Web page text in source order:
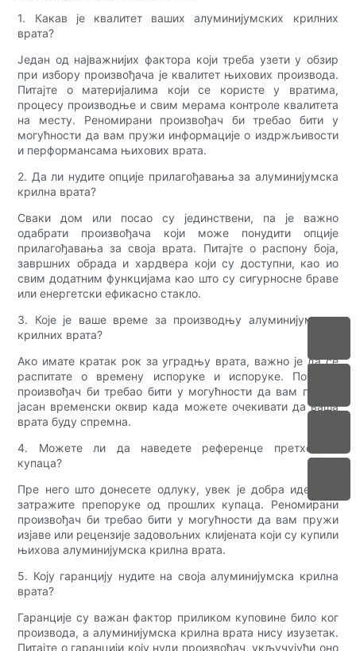
1. Какав је квалитет ваших алуминијумских крилних
врата?
Један од најважнијих фактора који треба узети у обзир
при избору произвођача је квалитет њихових производа.
Питајте о материјалима који се користе у вратима,
процесу производње и свим мерама контроле квалитета
на месту. Реномирани произвођач би требао бити у
могућности да вам пружи информације о издржљивости
и перформансама њихових врата.
2. Да ли нудите опције прилагођавања за алуминијумска
крилна врата?
Сваки дом или посао су јединствени, па је важно
одабрати произвођача који може понудити опције
прилагођавања за своја врата. Питајте о распону боја,
завршних обрада и хардвера који су доступни, као ио
свим додатним функцијама као што су сигурносне браве
или енергетски ефикасно стакло.
3. Које је ваше време за производњу алуминијумских
крилних врата?
Ако имате кратак рок за уградњу врата, важно је да се
распитате о времену испоруке и испоруке. Поуздан
произвођач би требао бити у могућности да вам пружи
јасан временски оквир када можете очекивати да ваша
врата буду спремна.
4. Можете ли да наведете референце претходних
купаца?
Пре него што донесете одлуку, увек је добра идеја да
затражите препоруке од прошлих купаца. Реномирани
произвођач би требао бити у могућности да вам пружи
изјаве или рецензије задовољних клијената који су купили
њихова алуминијумска крилна врата.
5. Коју гаранцију нудите на своја алуминијумска крилна
врата?
Гаранције су важан фактор приликом куповине било ког
производа, а алуминијумска крилна врата нису изузетак.
Питајте о гаранцији коју нуди произвођач, укључујући оно